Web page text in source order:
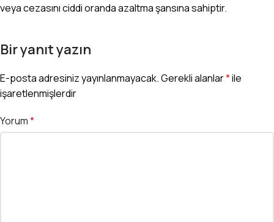
veya cezasını ciddi oranda azaltma şansına sahiptir.
Bir yanıt yazın
E-posta adresiniz yayınlanmayacak.Gerekli alanlar*ile
işaretlenmişlerdir
Yorum*